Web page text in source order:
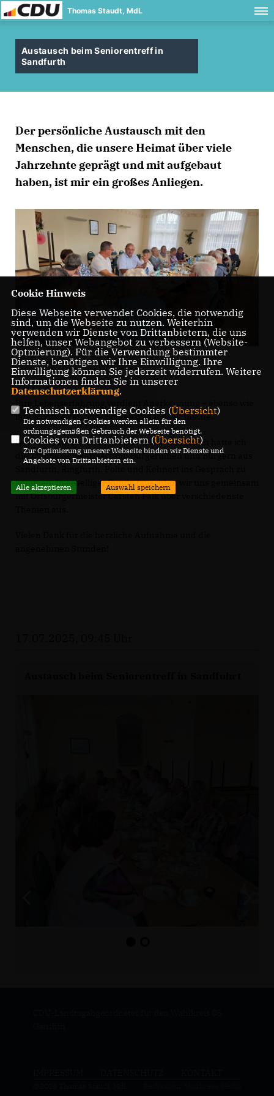
Thomas Staudt, MdL
Austausch beim Seniorentreff in
Sandfurth
Der persönliche Austausch mit den
Menschen, die unsere Heimat über viele
Jahrzehnte geprägt und mit aufgebaut
haben, ist mir ein großes Anliegen.
Austausch beim Seniorentreff in Sandfurth
Ihre Lebenserfahrung verdient Anerkennung – ebenso wie
ihre Sichtweisen, ihre Sorgen und ihre Wünsche.
Beim monatlichen Seniorentreffen in Sandfurth hatte ich
die schöne Gelegenheit, mit Bürgerinnen und Bürgern aus
kommen. In geselliger Runde tauschten wir uns gemeinsam
mit Ortsbürgermeister Carsten Falk über verschiedenste
Cookie Hinweis
Diese Webseite verwendet Cookies, die notwendig
sind, um die Webseite zu nutzen. Weiterhin
verwenden wir Dienste von Drittanbietern, die uns
helfen, unser Webangebot zu verbessern (Website-
Optmierung). Für die Verwendung bestimmter
Dienste, benötigen wir Ihre Einwilligung. Ihre
Einwilligung können Sie jederzeit widerrufen. Weitere
Informationen finden Sie in unserer
Datenschutzerklärung.
Technisch notwendige Cookies (Übersicht)
Die notwendigen Cookies werden allein für den
ordnungsgemäßen Gebrauch der Webseite benötigt.
Cookies von Drittanbietern (Übersicht)
Zur Optimierung unserer Webseite binden wir Dienste und
Angebote von Drittanbietern ein.
Alle akzeptieren Auswahl speichern